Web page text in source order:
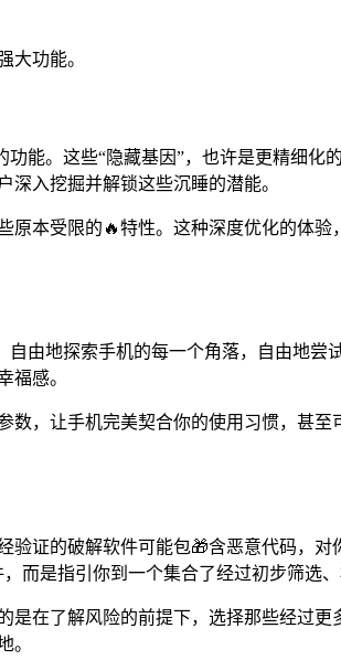
大功能。
能。这些“隐藏基因”，也许是更精细
入挖掘并解锁这些沉睡的潜能。
本受限的🔥特性。这种深度优化的体
由地探索手机的每一个角落，自由地
福感。
，让手机完美契合你的使用习惯，甚
证的破解软件可能包🎁含恶意代码，
而是指引你到一个集合了经过初步筛选、
在了解风险的前提下，选择那些经过
。